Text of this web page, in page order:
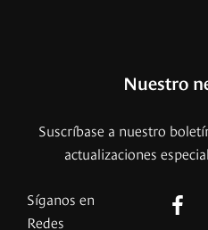
Nuestro
Suscríbase a nuestro
actualizaciones
Síganos en
Redes